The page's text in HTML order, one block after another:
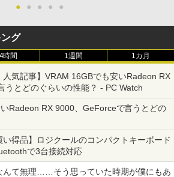
新品 VETESA 一体型デスクトップパソコ
ン 24型フルHD液晶 Windows11 Office
付き 第3世代 Core i7 メモリ16GB SSD5
12GB USB3.0 初期設定済み キーボー
￥59,800
HP P224 LED液晶モニター 21.5インチワ
（フルHD）白色LEDバックライト IPSパ
ネル 非光沢 ノングレア ディスプレイポ
ート HDMI VGA PS4 switch 対応 スイッ
チ VESA準拠【中古】
￥5,600
● ● ● ● ●
グ
時間 1週間 1カ月
人気記事】VRAM 16GBでも安いRadeon RX
うとどのぐらいの性能？ - PC Watch
Radeon RX 9000、GeForceで言うとどの
い得品】ロジクールのコンパクトキーボード
で3台接続対応
んて無理……そう思っていた時期が僕にもあ